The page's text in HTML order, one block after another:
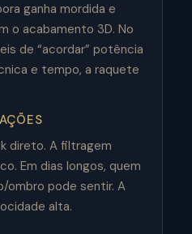
ganha mordida e
o acabamento 3D. No
de “acordar” potência
e tempo, a raquete
direto. A filtragem
Em dias longos, quem
ombro pode sentir. A
alta.